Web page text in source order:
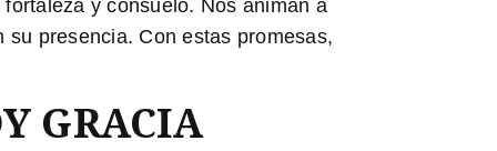
y consuelo. Nos animan a
presencia. Con estas promesas,
GRACIA